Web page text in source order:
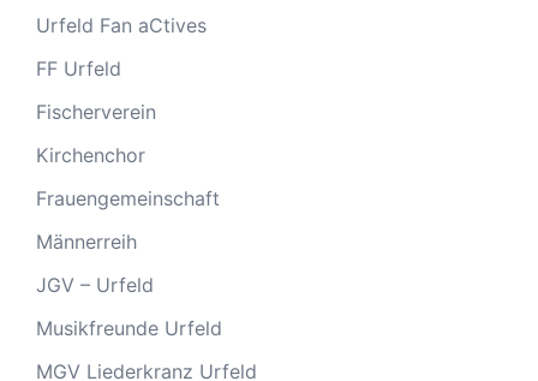
Urfeld Fan aCtives
FF Urfeld
Fischerverein
Kirchenchor
Frauengemeinschaft
Männerreih
JGV – Urfeld
Musikfreunde Urfeld
MGV Liederkranz Urfeld